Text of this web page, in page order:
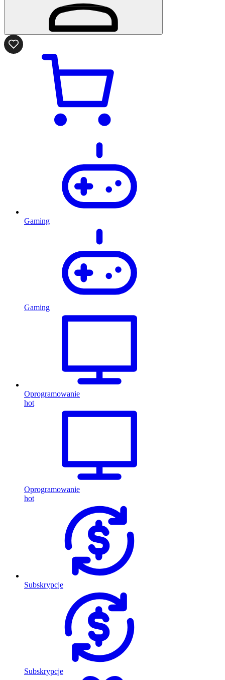
Gaming
Gaming
Oprogramowanie
hot
Oprogramowanie
hot
Subskrypcje
Subskrypcje